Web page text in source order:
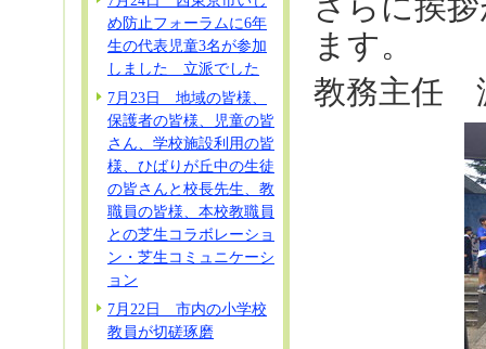
め防止フォーラムに6年
生の代表児童3名が参加
しました 立派でした
7月23日 地域の皆様、
保護者の皆様、児童の皆
さん、学校施設利用の皆
様、ひばりが丘中の生徒
の皆さんと校長先生、教
職員の皆様、本校教職員
との芝生コラボレーショ
ン・芝生コミュニケーシ
ョン
7月22日 市内の小学校
教員が切磋琢磨
さらに挨
ます。
教務主任